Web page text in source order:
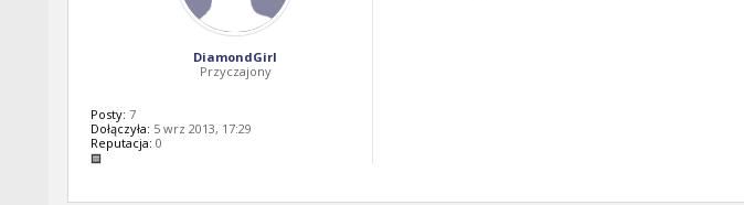
DiamondGirl
Przyczajony
Posty: 7
Dołączyła: 5 wrz 2013, 17:29
Reputacja: 0